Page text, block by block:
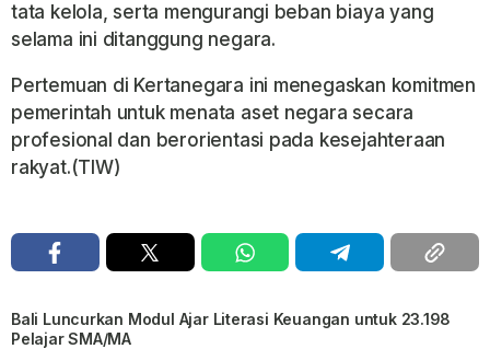
tata kelola, serta mengurangi beban biaya yang
selama ini ditanggung negara.
Pertemuan di Kertanegara ini menegaskan komitmen
pemerintah untuk menata aset negara secara
profesional dan berorientasi pada kesejahteraan
rakyat.(TIW)
Bali Luncurkan Modul Ajar Literasi Keuangan untuk 23.198
Pelajar SMA/MA